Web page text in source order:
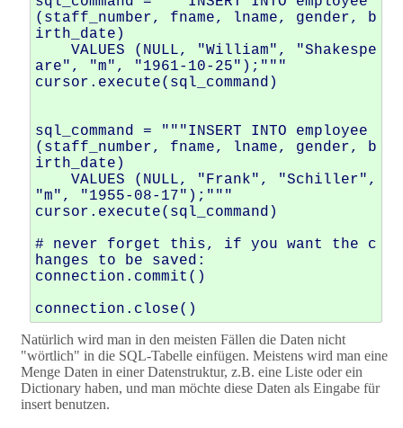
(staff_number, fname, lname, gender, b
irth_date)
are", "m", "1961-10-25");"""
cursor.execute(sql_command)
sql_command = """INSERT INTO employee
(staff_number, fname, lname, gender, b
irth_date)
"m", "1955-08-17");"""
cursor.execute(sql_command)
# never forget this, if you want the c
hanges to be saved:
connection.commit()
Natürlich wird man in den meisten Fällen die Daten nicht
"wörtlich" in die SQL-Tabelle einfügen. Meistens wird man eine
Menge Daten in einer Datenstruktur, z.B. eine Liste oder ein
Dictionary haben, und man möchte diese Daten als Eingabe für
insert benutzen.